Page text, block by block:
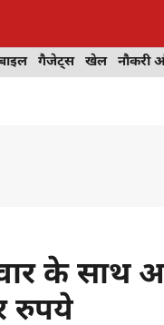
गैजेट्स खेल नौकरी
के साथ
रुपये